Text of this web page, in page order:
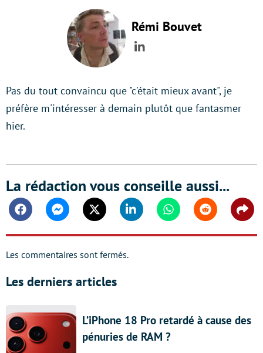
Rémi Bouvet
LinkedIn
Pas du tout convaincu que "c'était mieux avant", je
préfère m'intéresser à demain plutôt que fantasmer
hier.
La rédaction vous conseille aussi...
FacebookMessengerTwitter Linkedin WhatsappReddit
Les commentaires sont fermés.
Les derniers articles
L’iPhone 18 Pro retardé à cause des
pénuries de RAM ?